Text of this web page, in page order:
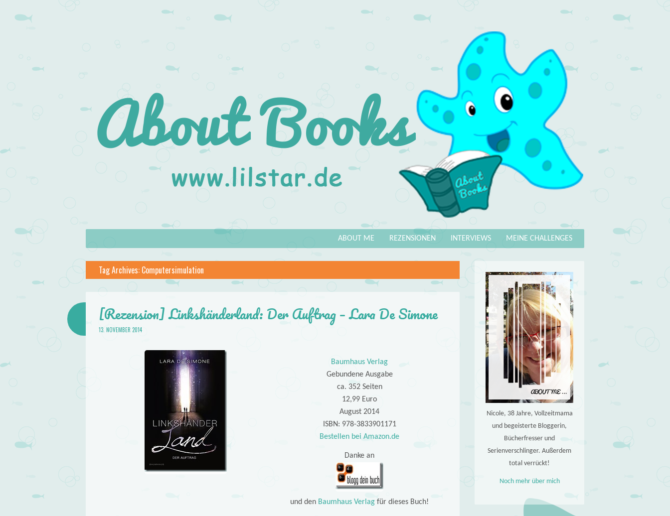
About
Books
Menu MEINE CHALLENGES
INTERVIEWS
REZENSIONEN
ABOUT ME
Tag Archives: Computersimulation
[Rezension] Linkshänderland: Der Auftrag – Lara De Simone
13. NOVEMBER 2014
Baumhaus Verlag
Gebundene Ausgabe
ca. 352 Seiten
12,99 Euro
August 2014
ISBN: 978-3833901171
Bestellen bei Amazon.de
Danke an
und den Baumhaus Verlag für dieses Buch!
Nicole, 38 Jahre, Vollzeitmama
und begeisterte Bloggerin,
Bücherfresser und
Serienverschlinger. Außerdem
total verrückt!
Noch mehr über mich